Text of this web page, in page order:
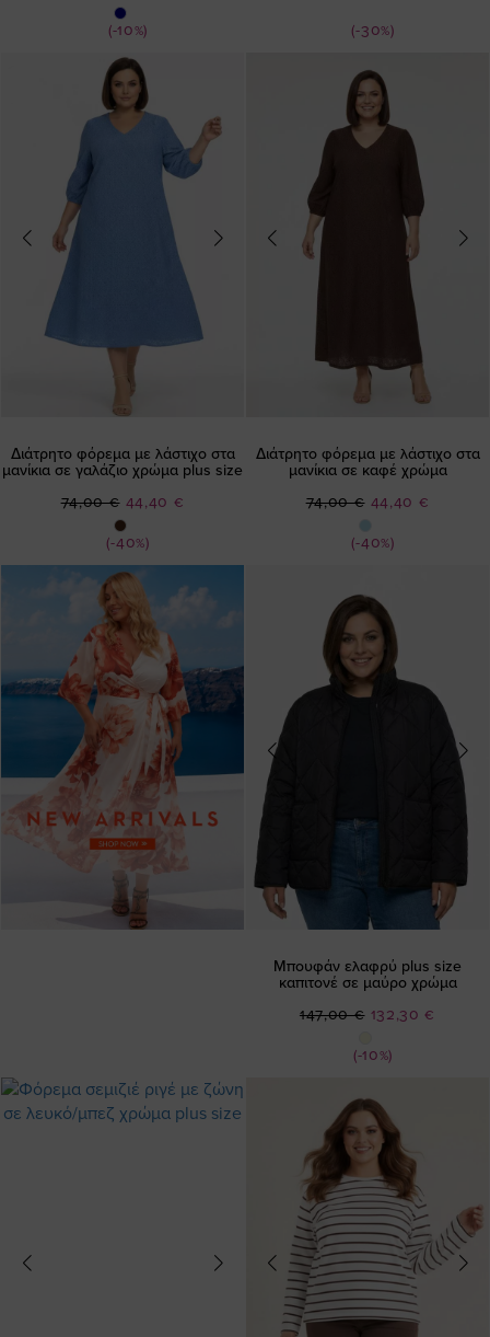
(-10%) (-30%)
Διάτρητο φόρεμα με λάστιχο στα
μανίκια σε γαλάζιο χρώμα plus size
(-40%)
Ειδική
Τιμή
44,40 €
74,00 €
Διάτρητο φόρεμα με λάστιχο στα
μανίκια σε καφέ χρώμα
(-40%)
Ειδική
Τιμή
44,40 €
74,00 €
Μπουφάν ελαφρύ plus size
καπιτονέ σε μαύρο χρώμα
(-10%)
Ειδική
132,30 €
147,00 €